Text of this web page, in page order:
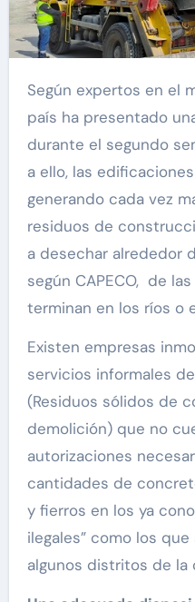
Según expertos en el mercado inmobiliario, el
país ha presentado
durante el segundo
a ello, las
generando cada vez
residuos de
a desechar alrededor
según CAPECO, de
terminan en los ríos o
Existen empresas
servicios informales
(Residuos sólidos de
demolición) que no
autorizaciones
cantidades de
y fierros en los ya
ilegales” como los
algunos distritos de la